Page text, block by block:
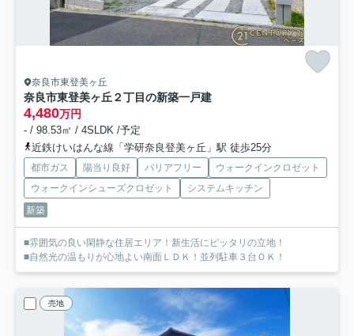
奈良市東登美ヶ丘
奈良市東登美ヶ丘２丁目の新築一戸建
4,480万円
- / 98.53㎡ / 4SLDK /予定
近鉄けいはんな線「学研奈良登美ヶ丘」駅 徒歩25分
都市ガス 陽当り良好 バリアフリー
ウォークインクロゼット
ウォークインシューズクロゼット
システムキッチン
新築
■雰囲気の良い閑静な住居エリア！新生活にピッタリの立地！
■自然光の温もりが心地よい南面ＬＤＫ！並列駐車３台ＯＫ！
売地